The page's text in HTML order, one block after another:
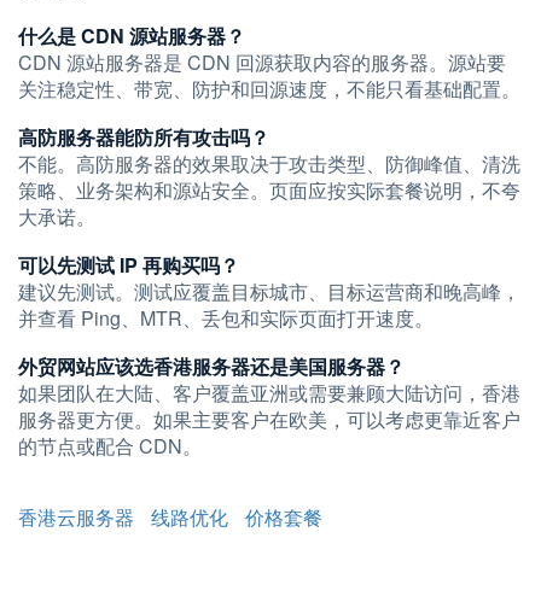
什么是 CDN 源站服务器？
CDN 源站服务器是 CDN 回源获取内容的服务器。源站要
关注稳定性、带宽、防护和回源速度，不能只看基础配置。
高防服务器能防所有攻击吗？
不能。高防服务器的效果取决于攻击类型、防御峰值、清洗
策略、业务架构和源站安全。页面应按实际套餐说明，不夸
大承诺。
可以先测试 IP 再购买吗？
建议先测试。测试应覆盖目标城市、目标运营商和晚高峰，
并查看 Ping、MTR、丢包和实际页面打开速度。
外贸网站应该选香港服务器还是美国服务器？
如果团队在大陆、客户覆盖亚洲或需要兼顾大陆访问，香港
服务器更方便。如果主要客户在欧美，可以考虑更靠近客户
的节点或配合 CDN。
香港云服务器 线路优化 价格套餐